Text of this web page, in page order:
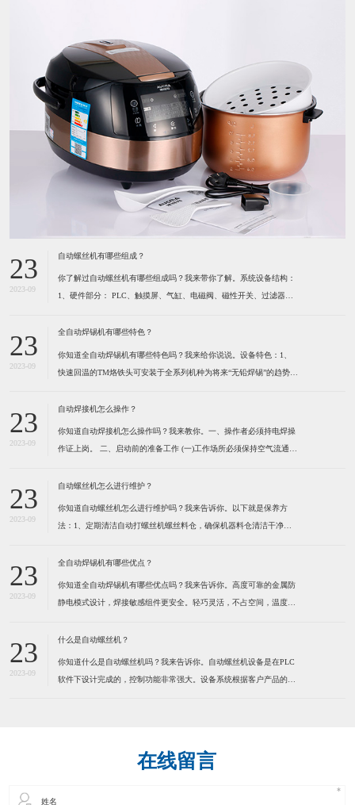
23
2023-09
自动螺丝机有哪些组成？
你了解过自动螺丝机有哪些组成吗？我来带你了解。系统设备结构：
1、硬件部分： PLC、触摸屏、气缸、电磁阀、磁性开关、过滤器及
警灯、空气开关、开关电源、风批、振动盘、系统设备箱、电箱、定
23
2023-09
全自动焊锡机有哪些特色？
你知道全自动焊锡机有哪些特色吗？我来给你说说。设备特色：1、
快速回温的TM烙铁头可安装于全系列机种为将来“无铅焊锡”的趋势所
的细微变化。（1）六秒钟之内即可达到300℃。（2）卡式设计的烙
23
2023-09
自动焊接机怎么操作？
你知道自动焊接机怎么操作吗？我来教你。一、操作者必须持电焊操
作证上岗。 ​二、启动前的准备工作 (一)工作场所必须保持空气流通,
易燃物品,以防发生火灾。 (三)检查焊机外壳是否接地,电缆是否破
23
2023-09
自动螺丝机怎么进行维护？
你知道自动螺丝机怎么进行维护吗？我来告诉你。以下就是保养方
法：1、定期清洁自动打螺丝机螺丝料仓，确保机器料仓清洁干净。
量加些润滑脂，保持通风,干燥。 2、定期清洁自动打螺丝机螺丝
23
2023-09
全自动焊锡机有哪些优点？
你知道全自动焊锡机有哪些优点吗？我来告诉你。高度可靠的金属防
静电模式设计，焊接敏感组件更安全。轻巧灵活，不占空间，温度，
力。为了健康请使用环保型无铅锡线。特别适合各类电子连接器，
23
2023-09
什么是自动螺丝机？
你知道什么是自动螺丝机吗？我来告诉你。自动螺丝机设备是在PLC
软件下设计完成的，控制功能非常强大。设备系统根据客户产品的实
在线留言